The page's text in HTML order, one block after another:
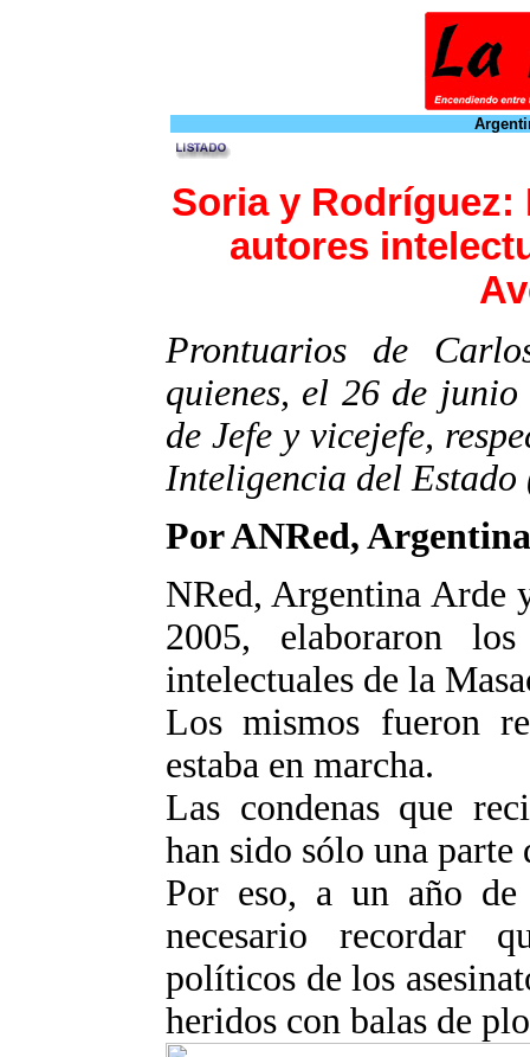
Soria y
autores
Prontuarios de
quienes, el 26 de
de Jefe y vicejefe,
Inteligencia del
Por ANRed,
NRed, Argentina Arde
2005, elaboraron
intelectuales de la
Los mismos fueron
estaba en marcha.
Las condenas que
han sido sólo una parte
Por eso, a un año de
necesario recordar
políticos de los
heridos con balas de